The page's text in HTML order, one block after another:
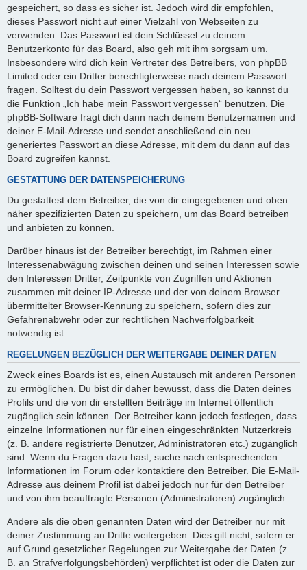
gespeichert, so dass es sicher ist. Jedoch wird dir empfohlen,
dieses Passwort nicht auf einer Vielzahl von Webseiten zu
verwenden. Das Passwort ist dein Schlüssel zu deinem
Benutzerkonto für das Board, also geh mit ihm sorgsam um.
Insbesondere wird dich kein Vertreter des Betreibers, von phpBB
Limited oder ein Dritter berechtigterweise nach deinem Passwort
fragen. Solltest du dein Passwort vergessen haben, so kannst du
die Funktion „Ich habe mein Passwort vergessen“ benutzen. Die
phpBB-Software fragt dich dann nach deinem Benutzernamen und
deiner E-Mail-Adresse und sendet anschließend ein neu
generiertes Passwort an diese Adresse, mit dem du dann auf das
Board zugreifen kannst.
GESTATTUNG DER DATENSPEICHERUNG
Du gestattest dem Betreiber, die von dir eingegebenen und oben
näher spezifizierten Daten zu speichern, um das Board betreiben
und anbieten zu können.
Darüber hinaus ist der Betreiber berechtigt, im Rahmen einer
Interessenabwägung zwischen deinen und seinen Interessen sowie
den Interessen Dritter, Zeitpunkte von Zugriffen und Aktionen
zusammen mit deiner IP-Adresse und der von deinem Browser
übermittelter Browser-Kennung zu speichern, sofern dies zur
Gefahrenabwehr oder zur rechtlichen Nachverfolgbarkeit
notwendig ist.
REGELUNGEN BEZÜGLICH DER WEITERGABE DEINER DATEN
Zweck eines Boards ist es, einen Austausch mit anderen Personen
zu ermöglichen. Du bist dir daher bewusst, dass die Daten deines
Profils und die von dir erstellten Beiträge im Internet öffentlich
zugänglich sein können. Der Betreiber kann jedoch festlegen, dass
einzelne Informationen nur für einen eingeschränkten Nutzerkreis
(z. B. andere registrierte Benutzer, Administratoren etc.) zugänglich
sind. Wenn du Fragen dazu hast, suche nach entsprechenden
Informationen im Forum oder kontaktiere den Betreiber. Die E-Mail-
Adresse aus deinem Profil ist dabei jedoch nur für den Betreiber
und von ihm beauftragte Personen (Administratoren) zugänglich.
Andere als die oben genannten Daten wird der Betreiber nur mit
deiner Zustimmung an Dritte weitergeben. Dies gilt nicht, sofern er
auf Grund gesetzlicher Regelungen zur Weitergabe der Daten (z.
B. an Strafverfolgungsbehörden) verpflichtet ist oder die Daten zur